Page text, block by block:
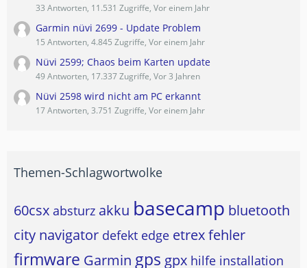
33 Antworten, 11.531 Zugriffe, Vor einem Jahr
Garmin nüvi 2699 - Update Problem
15 Antworten, 4.845 Zugriffe, Vor einem Jahr
Nüvi 2599; Chaos beim Karten update
49 Antworten, 17.337 Zugriffe, Vor 3 Jahren
Nüvi 2598 wird nicht am PC erkannt
17 Antworten, 3.751 Zugriffe, Vor einem Jahr
Themen-Schlagwortwolke
60csx absturz akku basecamp bluetooth
city navigator defekt edge etrexfehler
firmware Garmin gps gpx hilfe installation